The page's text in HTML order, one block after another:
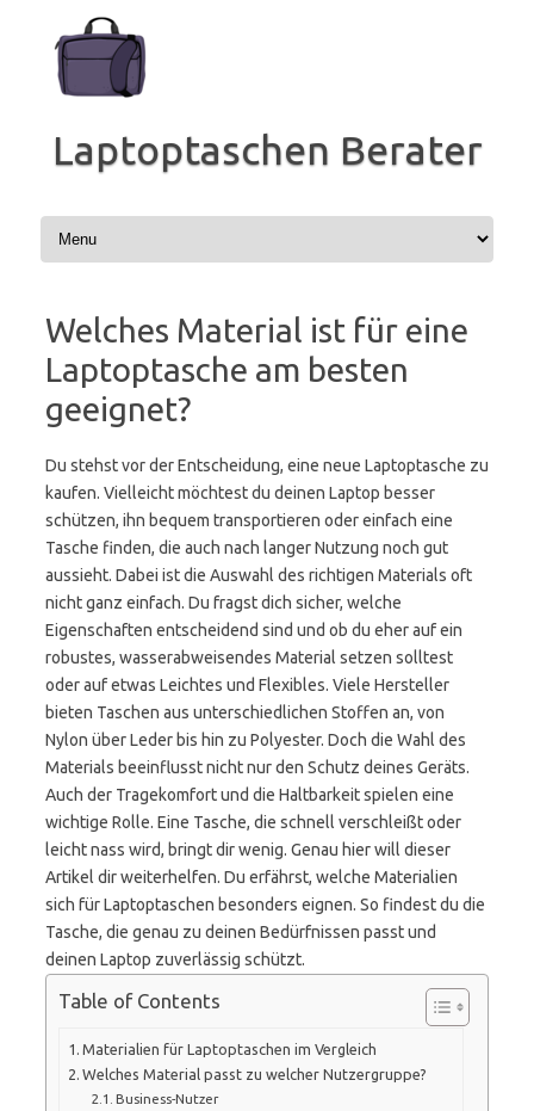
springen
Laptoptaschen Berater
Welches Material ist für eine
Laptoptasche am besten
geeignet?
Du stehst vor der Entscheidung, eine neue Laptoptasche zu
kaufen. Vielleicht möchtest du deinen Laptop besser
schützen, ihn bequem transportieren oder einfach eine
Tasche finden, die auch nach langer Nutzung noch gut
aussieht. Dabei ist die Auswahl des richtigen Materials oft
nicht ganz einfach. Du fragst dich sicher, welche
Eigenschaften entscheidend sind und ob du eher auf ein
robustes, wasserabweisendes Material setzen solltest
oder auf etwas Leichtes und Flexibles. Viele Hersteller
bieten Taschen aus unterschiedlichen Stoffen an, von
Nylon über Leder bis hin zu Polyester. Doch die Wahl des
Materials beeinflusst nicht nur den Schutz deines Geräts.
Auch der Tragekomfort und die Haltbarkeit spielen eine
wichtige Rolle. Eine Tasche, die schnell verschleißt oder
leicht nass wird, bringt dir wenig. Genau hier will dieser
Artikel dir weiterhelfen. Du erfährst, welche Materialien
sich für Laptoptaschen besonders eignen. So findest du die
Tasche, die genau zu deinen Bedürfnissen passt und
deinen Laptop zuverlässig schützt.
Table of Contents
Materialien für Laptoptaschen im Vergleich
Welches Material passt zu welcher Nutzergruppe?
Business-Nutzer